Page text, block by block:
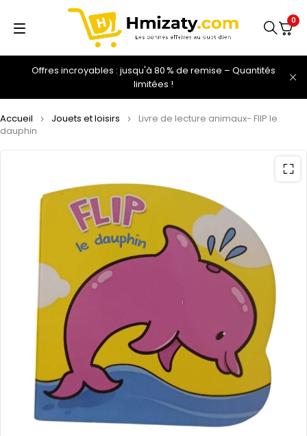
Offres incroyables : jusqu'à 80 % de remise – Quantités
limitées !
0
Accueil Jouets et loisirs
Livre de lecture animaux- FlIP le
dauphin